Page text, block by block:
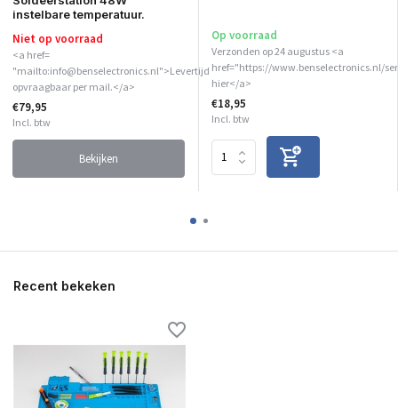
instelbare temperatuur.
Niet op voorraad
<a href=
"mailto:info@benselectronics.nl">Levertijd
opvraagbaar per mail.</a>
€79,95
Incl. btw
Bekijken
Op voorraad
Verzonden op 24 augustus <a
href="https://www.benselectronics.nl/
hier</a>
€18,95
Incl. btw
Recent bekeken